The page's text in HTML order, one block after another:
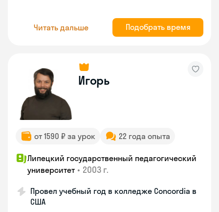
Читать дальше Подобрать время
Игорь
от 1590 ₽ за урок 22 года опыта
Липецкий государственный педагогический
университет • 2003 г.
Провел учебный год в колледже Concordia в
США